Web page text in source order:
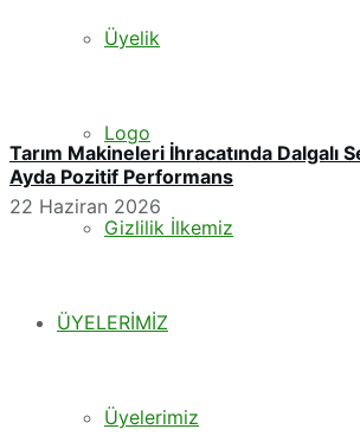
Üyelik
Logo
Gizlilik İlkemiz
ÜYELERİMİZ
Üyelerimiz
Tarım Makineleri İhracatında Dalgalı
Ayda Pozitif Performans
22 Haziran 2026